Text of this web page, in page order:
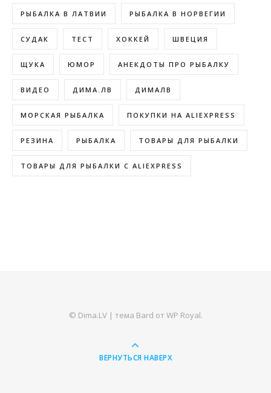
РЫБАЛКА В ЛАТВИИ РЫБАЛКА В НОРВЕГИИ
СУДАК ТЕСТ ХОККЕЙ ШВЕЦИЯ
ЩУКА ЮМОР АНЕКДОТЫ ПРО РЫБАЛКУ
ВИДЕО ДИМА.ЛВ ДИМАЛВ
МОРСКАЯ РЫБАЛКА ПОКУПКИ НА ALIEXPRESS
РЕЗИНА РЫБАЛКА ТОВАРЫ ДЛЯ РЫБАЛКИ
ТОВАРЫ ДЛЯ РЫБАЛКИ С ALIEXPRESS
© Dima.LV | тема Bard от WP Royal.
ВЕРНУТЬСЯ НАВЕРХ